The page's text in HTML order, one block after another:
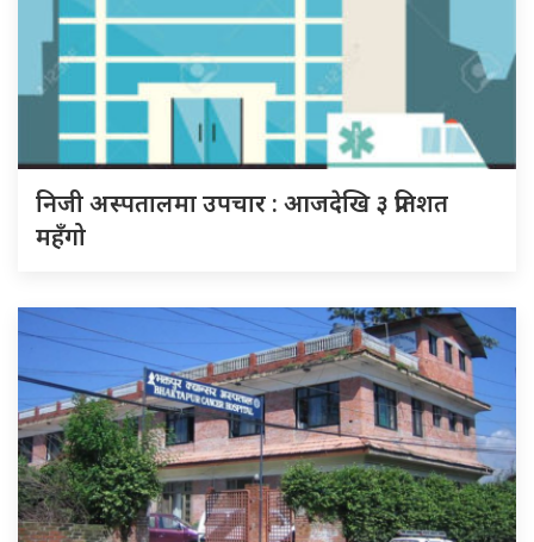
निजी अस्पतालमा उपचार : आजदेखि ३ प्रतिशत
महँगो